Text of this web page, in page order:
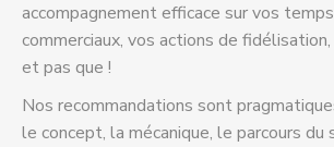
accompagnement efficace sur vos
commerciaux, vos actions de
et pas que !
Nos recommandations sont
le concept, la mécanique, le parcours du